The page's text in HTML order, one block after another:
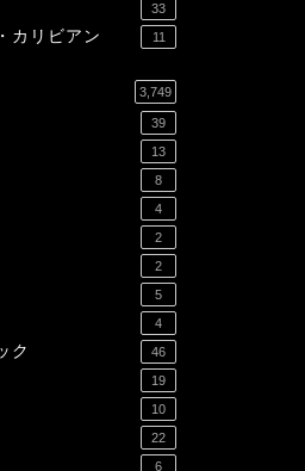
33
カリビアン 11
3,749
39
13
8
4
2
2
5
4
ク 46
19
10
22
6